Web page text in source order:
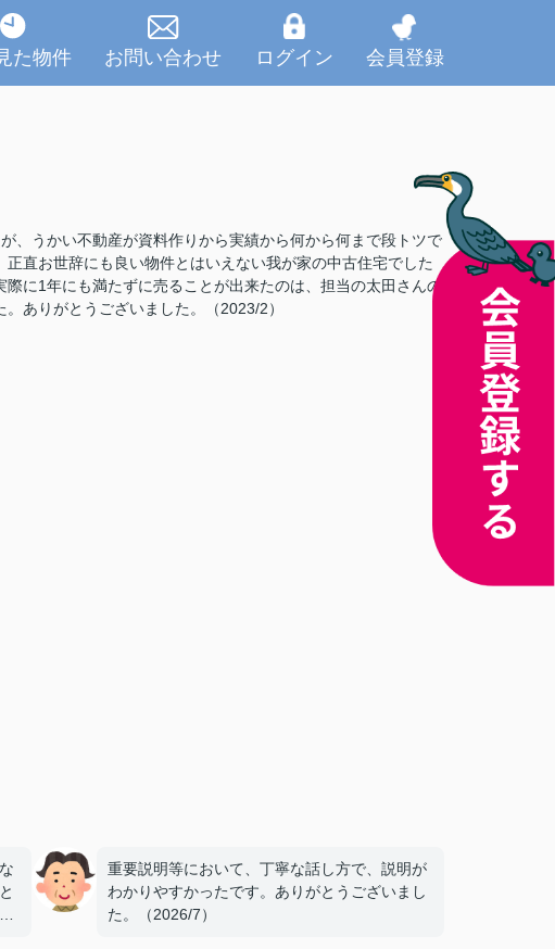
た物件 お問い合わせ ログイン 会員登録
、うかい不動産が資料作りから実績から何から何まで段トツで
直お世辞にも良い物件とはいえない我が家の中古住宅でした
に1年にも満たずに売ることが出来たのは、担当の太田さんの
ありがとうございました。（2023/2）
重要説明等において、丁寧な話し方で、説明が
わかりやすかったです。ありがとうございまし
た。（2026/7）